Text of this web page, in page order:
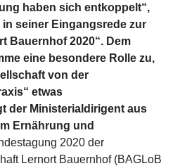
haben sich entkoppelt“,
seiner Eingangsrede zur
Bauernhof 2020“. Dem
eine besondere Rolle zu,
von der
etwas
der Ministerialdirigent aus
Ernährung und
2020 der
Lernort Bauernhof (BAGLoB